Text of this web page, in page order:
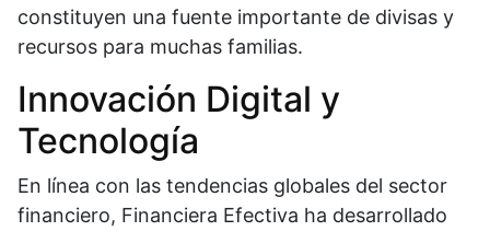
constituyen una fuente importante de divisas y
recursos para muchas familias.
Innovación Digital y
Tecnología
En línea con las tendencias globales del sector
financiero, Financiera Efectiva ha desarrollado